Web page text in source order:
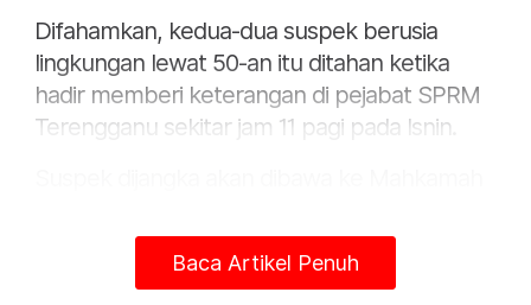
Difahamkan, kedua-dua suspek berusia
lingkungan lewat 50-an itu ditahan ketika
hadir memberi keterangan di pejabat SPRM
Terengganu sekitar jam 11 pagi pada Isnin.
proses permohonan reman.
Baca Artikel Penuh